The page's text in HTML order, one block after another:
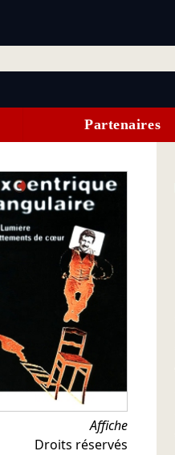
Partenaires
Affiche
Droits réservés